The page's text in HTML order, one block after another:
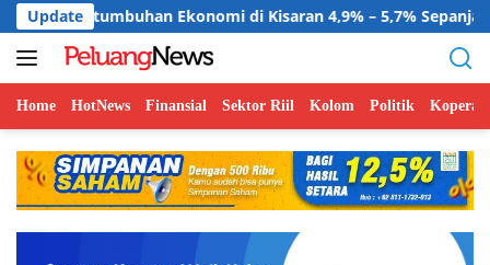
Langsung
ke
konten
Update
Ekonomi di Kisaran 4,9% – 5,7% Sepanjang 2026
Home HotNews Finansial Sektor Riil Kolom Politik Koperasi